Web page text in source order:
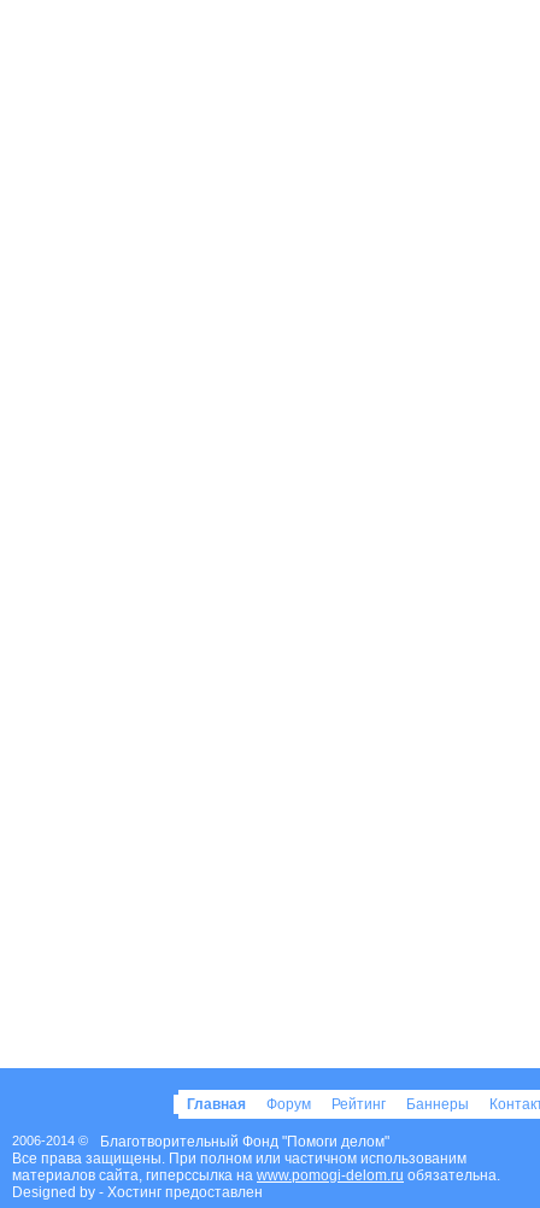
Главная Форум Рейтинг Баннеры
2006-2014 ©
Благотворительный Фонд "Помоги делом"
Все права защищены. При полном или частичном использованим
материалов сайта, гиперссылка на www.pomogi-delom.ru обязательна.
Designed by - Хостинг предоставлен